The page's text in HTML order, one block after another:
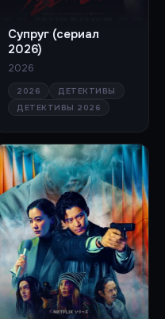
Супруг (сериал
2026)
2026
2026
ДЕТЕКТИВЫ
ДЕТЕКТИВЫ 2026